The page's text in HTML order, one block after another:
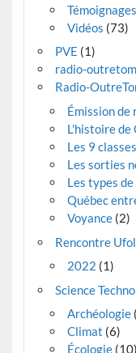
Témoignages
Vidéos (73)
PVE (1)
radio-
Radio-
Émission de
L'histoire de
Les 9
Les sorties
Les types
Québec
Voyance(2)
Rencontre
2022 (1)
Science
Archéologie
Climat (6)
Écologie(10)